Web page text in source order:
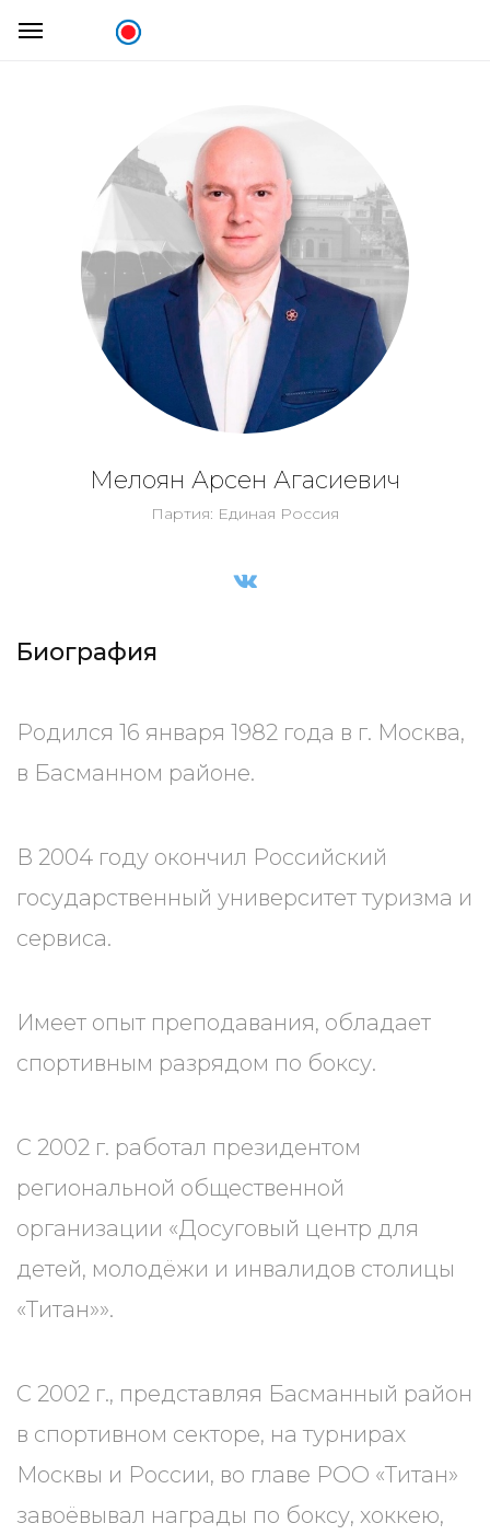
Мелоян Арсен Агасиевич
Партия: Единая Россия
Биография
Родился 16 января 1982 года в г. Москва,
в Басманном районе.
В 2004 году окончил Российский
государственный университет туризма и
сервиса.
Имеет опыт преподавания, обладает
спортивным разрядом по боксу.
С 2002 г. работал президентом
региональной общественной
организации «Досуговый центр для
детей, молодёжи и инвалидов столицы
«Титан»».
С 2002 г., представляя Басманный район
в спортивном секторе, на турнирах
Москвы и России, во главе РОО «Титан»
завоёвывал награды по боксу, хоккею,